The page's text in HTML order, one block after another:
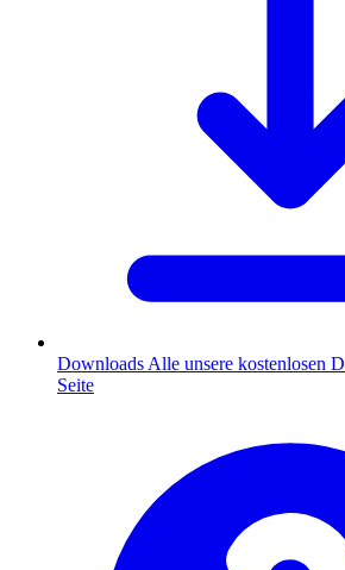
Downloads Alle unsere kostenlosen
Seite